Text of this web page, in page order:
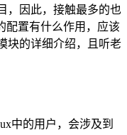
，因此，接触最多的也
配置有什么作用，应该
块的详细介绍，且听老
中的用户，会涉及到